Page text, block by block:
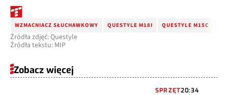
WZMACNIACZ SŁUCHAWKOWY QUESTYLE M18I QUESTYLE M15C
Źródła zdjęć: Questyle
Źródła tekstu: MIP
Zobacz więcej
SPRZĘT20:34